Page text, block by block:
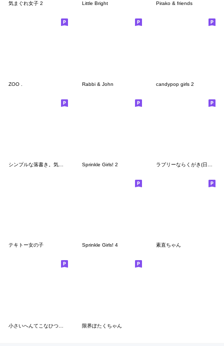
気まぐれ女子 2 Little Bright Pirako & friends
ZOO . Rabbi & John candypop girls 2
Sprinkle Girls! 2
テキトー女の子 Sprinkle Girls! 4 素直ちゃん
限界ぽたくちゃん